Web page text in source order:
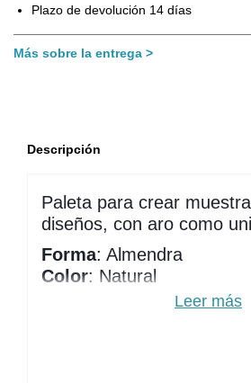
Plazo de devolución 14 días
Más sobre la entrega
Descripción
Paleta para crear
diseños, con aro como
Forma: Almendra
Color: Natural
Contenido en aro: 50 tips
Leer más